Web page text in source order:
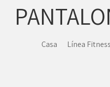
Casa Línea Fitness